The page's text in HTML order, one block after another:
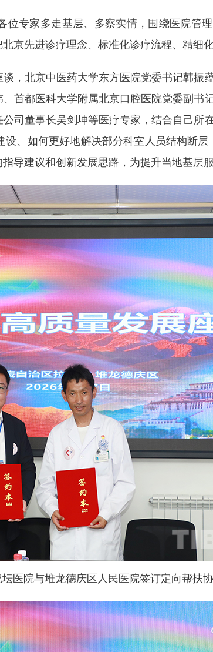
位专家多走基层、多察实情，围绕医院管
京先进诊疗理念、标准化诊疗流程、精细
，北京中医药大学东方医院党委书记韩振
首都医科大学附属北京口腔医院党委副书
司董事长吴剑坤等医疗专家，结合自己所
、如何更好地解决部分科室人员结构断层
导建议和创新发展思路，为提升当地基层
医院与堆龙德庆区人民医院签订定向帮扶